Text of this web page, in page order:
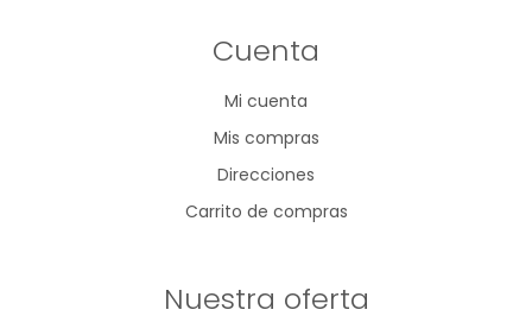
Cuenta
Mi cuenta
Mis compras
Direcciones
Carrito de compras
Nuestra oferta